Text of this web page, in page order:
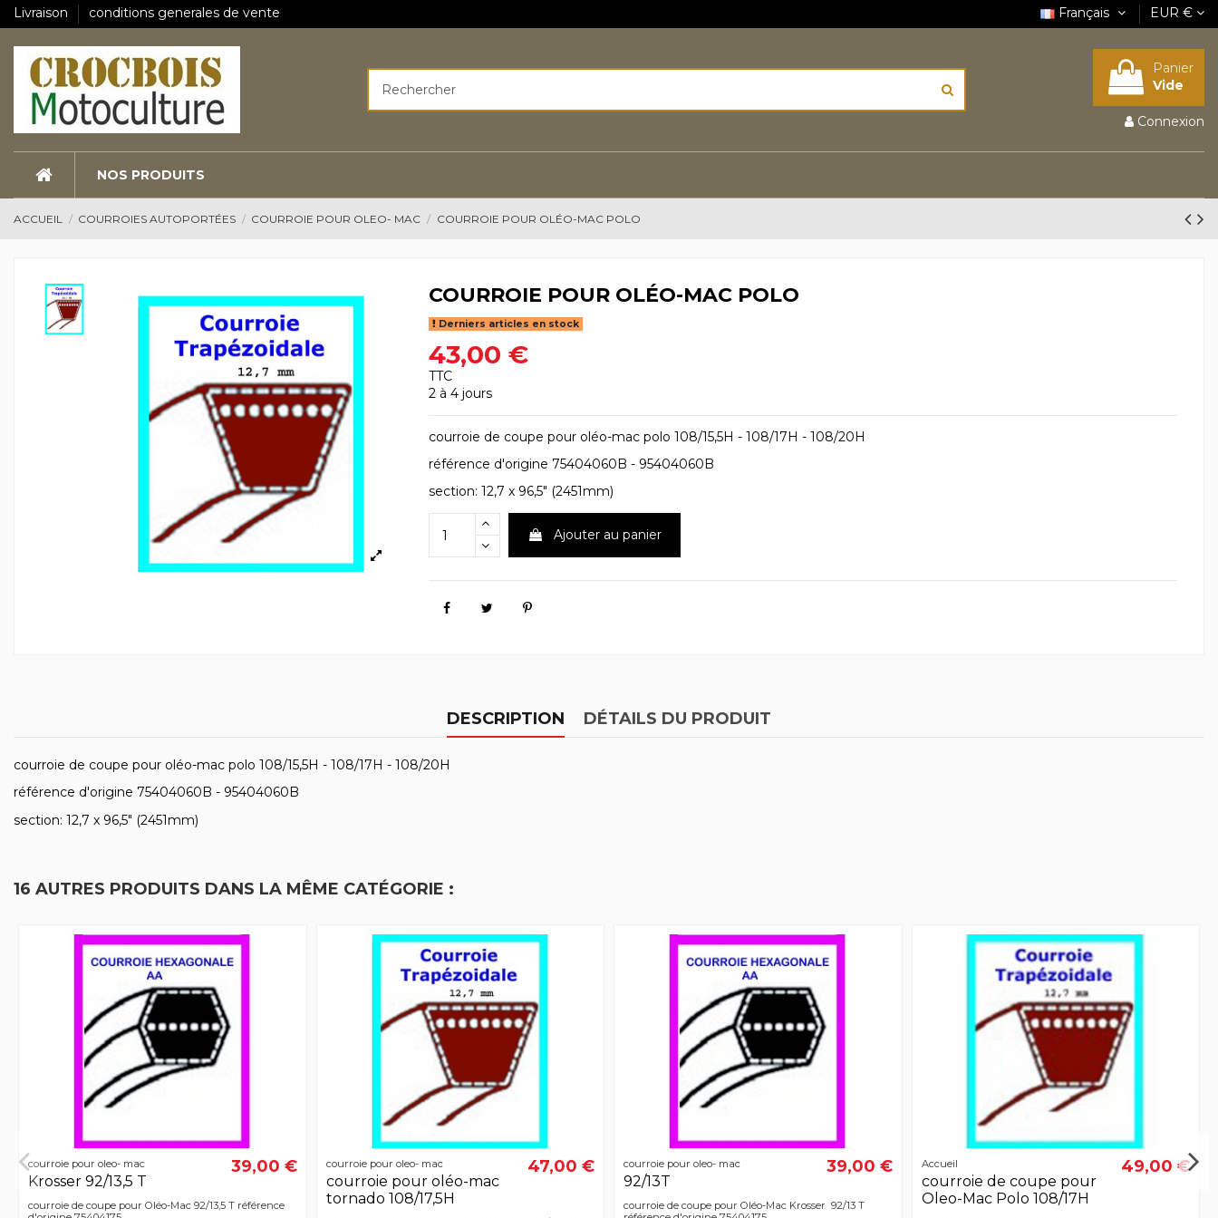
Livraison conditions generales de vente Français EUR €
Panier
Vide
Connexion
NOS PRODUITS
ACCUEIL COURROIES AUTOPORTÉES COURROIE POUR OLEO- MAC COURROIE POUR OLÉO-MAC POLO
COURROIE POUR OLÉO-MAC POLO
Derniers articles en stock
43,00 €
TTC
2 à 4 jours
courroie de coupe pour oléo-mac polo 108/15,5H - 108/17H - 108/20H
référence d'origine 75404060B - 95404060B
section: 12,7 x 96,5" (2451mm)
Ajouter au panier
DESCRIPTION DÉTAILS DU PRODUIT
courroie de coupe pour oléo-mac polo 108/15,5H - 108/17H - 108/20H
référence d'origine 75404060B - 95404060B
section: 12,7 x 96,5" (2451mm)
16 AUTRES PRODUITS DANS LA MÊME CATÉGORIE :
courroie pour oleo- mac
Krosser 92/13,5 T
39,00 €
courroie de coupe pour Oléo-Mac 92/13,5 T référence
courroie pour oleo- mac
courroie pour oléo-mac
tornado 108/17,5H
47,00 € courroie pour oleo- mac
92/13T
39,00 €
courroie de coupe pour Oléo-Mac Krosser 92/13 T
Accueil
courroie de coupe pour
Oleo-Mac Polo 108/17H
49,00 €